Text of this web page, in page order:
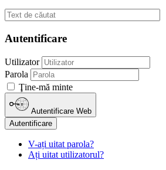
Autentificare
Utilizator
Parola
Ţine-mă minte
Autentificare Web
Autentificare
V-ați uitat parola?
Ați uitat utilizatorul?